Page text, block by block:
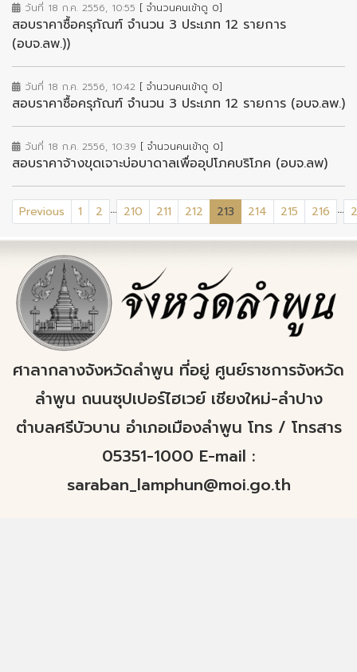
วันที่ 18 ก.ค. 2556, 10:55 [ จำนวนคนเข้าดู 0]
สอบราคาซื้อครุภัณฑ์ จำนวน 3 ประเภท 12 รายการ
(อบจ.ลพ.))
วันที่ 18 ก.ค. 2556, 10:42 [ จำนวนคนเข้าดู 0]
สอบราคาซื้อครุภัณฑ์ จำนวน 3 ประเภท 12 รายการ (อบจ.ลพ.)
วันที่ 18 ก.ค. 2556, 10:39 [ จำนวนคนเข้าดู 0]
สอบราคาจ้างขุดเจาะบ่อบาดาลเพื่ออุปโภคบริโภค (อบจ.ลพ)
Previous 1 2 ... 210 211 212 213 (current)
214 215 216 ...
ศาลากลางจังหวัดลำพูน ที่อยู่ ศูนย์ราชการจังหวัด
ลำพูน ถนนซุปเปอร์ไฮเวย์ เชียงใหม่-ลำปาง
ตำบลศรีบัวบาน อำเภอเมืองลำพูน โทร / โทรสาร
05351-1000 E-mail :
saraban_lamphun@moi.go.th